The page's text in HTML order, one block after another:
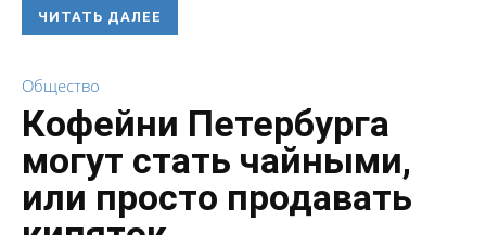
ЧИТАТЬ ДАЛЕЕ
Общество
Кофейни Петербурга
могут стать чайными,
или просто продавать